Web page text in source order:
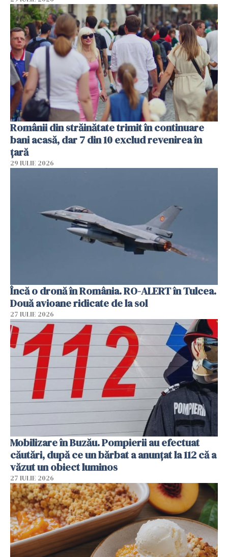
Românii din străinătate trimit în continuare
bani acasă, dar 7 din 10 exclud revenirea în
țară
29 IULIE 2026
Încă o dronă în România. RO-ALERT în Tulcea.
Două avioane ridicate de la sol
27 IULIE 2026
Mobilizare în Buzău. Pompierii au efectuat
căutări, după ce un bărbat a anunțat la 112 că a
văzut un obiect luminos
27 IULIE 2026